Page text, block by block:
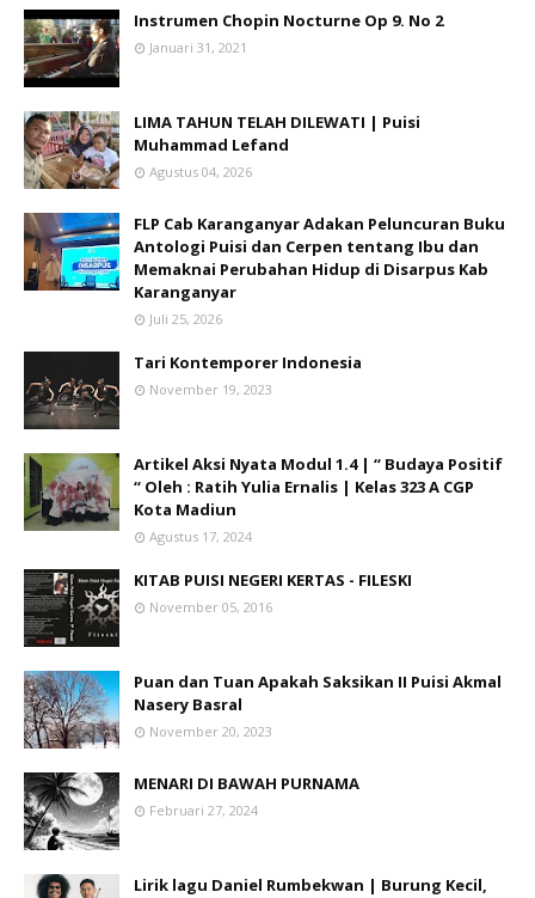
Instrumen Chopin Nocturne Op 9. No 2
Januari 31, 2021
LIMA TAHUN TELAH DILEWATI | Puisi
Muhammad Lefand
Agustus 04, 2026
FLP Cab Karanganyar Adakan Peluncuran Buku
Antologi Puisi dan Cerpen tentang Ibu dan
Memaknai Perubahan Hidup di Disarpus Kab
Karanganyar
Juli 25, 2026
Tari Kontemporer Indonesia
November 19, 2023
Artikel Aksi Nyata Modul 1.4 | “ Budaya Positif
“ Oleh : Ratih Yulia Ernalis | Kelas 323 A CGP
Kota Madiun
Agustus 17, 2024
KITAB PUISI NEGERI KERTAS - FILESKI
November 05, 2016
Puan dan Tuan Apakah Saksikan II Puisi Akmal
Nasery Basral
November 20, 2023
MENARI DI BAWAH PURNAMA
Februari 27, 2024
Lirik lagu Daniel Rumbekwan | Burung Kecil,